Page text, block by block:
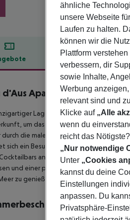
d'Aus Apartments
3
Lage im Küstenort Porto
um das Meer und die unberührte
durch die malerischen Straßen dieser
sich ein Besuch des nahegelegenen
an. Die Gäste können die
und einer privaten Terrasse
zu genießen. Die Gäste können
ähnliche
unsere Webseite
Laufen zu halten.
können wir die
Plattform verstehen
verbessern, dir
sowie Inhalte,
Werbung
relevant sind und
Klicke auf „Alle
wenn du
reicht das
„Nur notwendige
Unter „Cookies
kannst du deine
Einstellungen
anpassen. Du
Privatsphäre-